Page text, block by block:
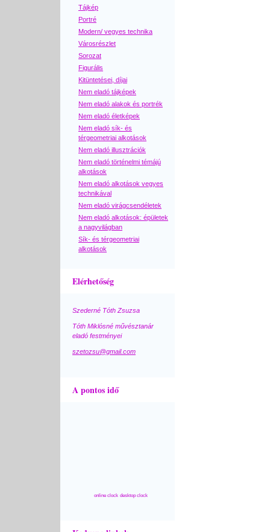
Tájkép
Portré
Modern/ vegyes technika
Városrészlet
Sorozat
Figurális
Kitüntetései, díjai
Nem eladó tájképek
Nem eladó alakok és portrék
Nem eladó életképek
Nem eladó sík- és
térgeometriai alkotások
Nem eladó illusztrációk
Nem eladó történelmi témájú
alkotások
Nem eladó alkotások vegyes
technikával
Nem eladó virágcsendéletek
Nem eladó alkotások: épületek
a nagyvilágban
Sík- és térgeometriai
alkotások
Elérhetőség
Szederné Tóth Zsuzsa
Tóth Miklósné művésztanár
eladó festményei
szetozsu@gmail.com
A pontos idő
online clock desktop clock